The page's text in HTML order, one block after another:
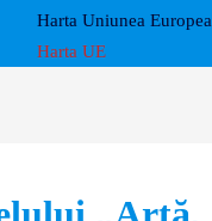
Harta Uniunea
Harta UE